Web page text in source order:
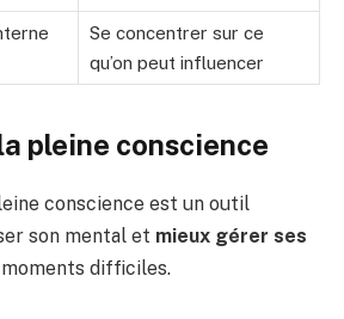
Se concentrer sur ce
qu’on peut influencer
pleine conscience
conscience est un outil
son mental et mieux gérer ses
difficiles.